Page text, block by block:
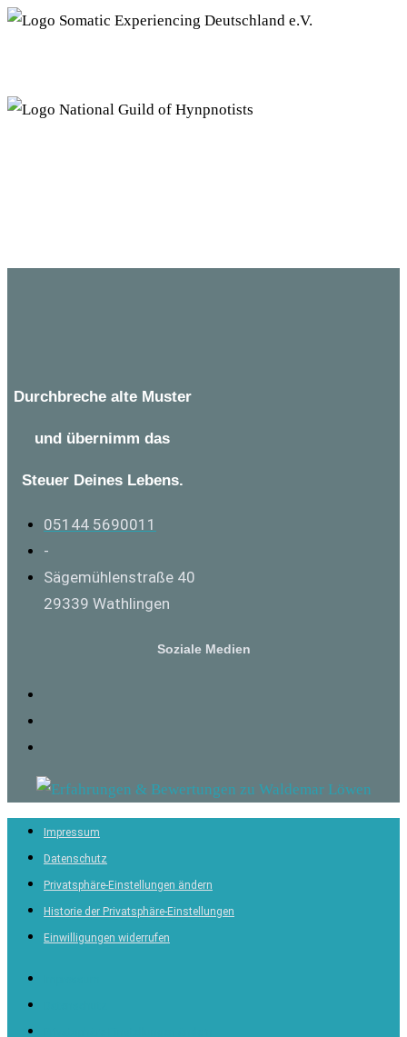
Durchbreche alte Muster
und übernimm das
Steuer Deines Lebens.
05144 5690011
-
Sägemühlenstraße 40
29339 Wathlingen
Soziale Medien
Impressum
Datenschutz
Privatsphäre-Einstellungen ändern
Historie der Privatsphäre-Einstellungen
Einwilligungen widerrufen